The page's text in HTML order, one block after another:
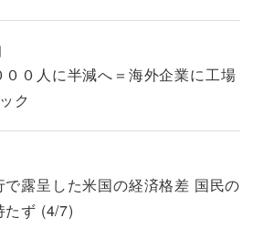
０人に半減へ＝海外企業に工場
ク
で露呈した米国の経済格差 国民の
たず (4/7)